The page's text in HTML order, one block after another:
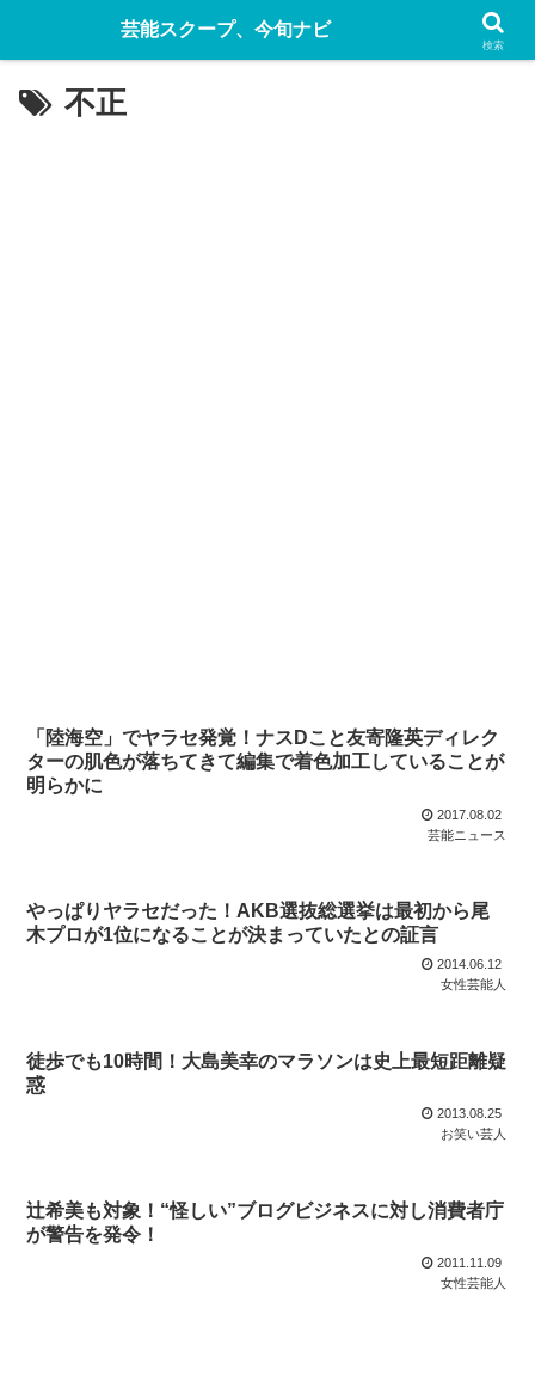
不正
「陸海空」でヤラセ発覚！ナスDこと友寄隆英ディレク
ターの肌色が落ちてきて編集で着色加工していることが
明らかに
2017.08.02
芸能ニュース
やっぱりヤラセだった！AKB選抜総選挙は最初から尾
木プロが1位になることが決まっていたとの証言
2014.06.12
女性芸能人
徒歩でも10時間！大島美幸のマラソンは史上最短距離疑
惑
2013.08.25
お笑い芸人
辻希美も対象！“怪しい”ブログビジネスに対し消費者庁
が警告を発令！
2011.11.09
女性芸能人
芸能スクープ、今旬ナビ
検索